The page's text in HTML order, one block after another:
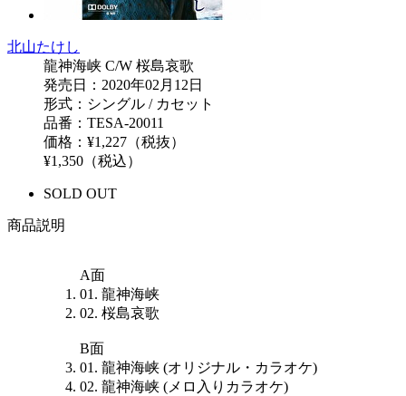
北山たけし
龍神海峡 C/W 桜島哀歌
発売日：2020年02月12日
形式：シングル / カセット
品番：TESA-20011
価格：¥1,227（税抜）
¥1,350（税込）
SOLD OUT
商品説明
A面
01. 龍神海峡
02. 桜島哀歌
B面
01. 龍神海峡 (オリジナル・カラオケ)
02. 龍神海峡 (メロ入りカラオケ)